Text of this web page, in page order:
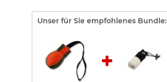
Unser für Sie empfohlenes Bundle: